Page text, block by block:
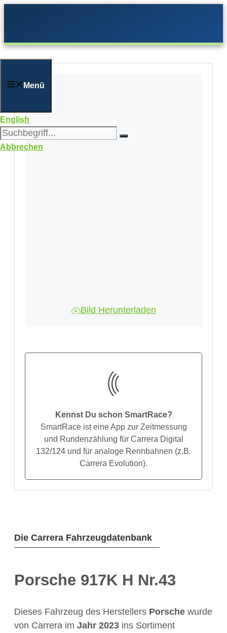
Menü
English
Abbrechen
Die Carrera Fahrzeugdatenbank
Porsche 917K H Nr.43
Dieses Fahrzeug des Herstellers Porsche wurde
von Carrera im Jahr 2023 ins Sortiment
Bild Herunterladen
Kennst Du schon SmartRace?
SmartRace ist eine App zur Zeitmessung
und Rundenzählung für Carrera Digital
132/124 und für analoge Rennbahnen (z.B.
Carrera Evolution).